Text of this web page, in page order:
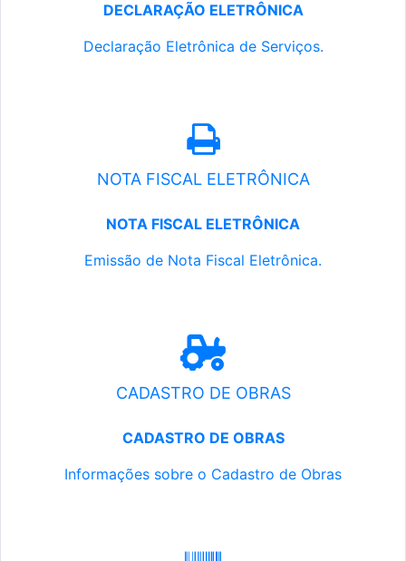
DECLARAÇÃO ELETRÔNICA
Declaração Eletrônica de Serviços.
NOTA FISCAL ELETRÔNICA
NOTA FISCAL ELETRÔNICA
Emissão de Nota Fiscal Eletrônica.
CADASTRO DE OBRAS
CADASTRO DE OBRAS
Informações sobre o Cadastro de Obras